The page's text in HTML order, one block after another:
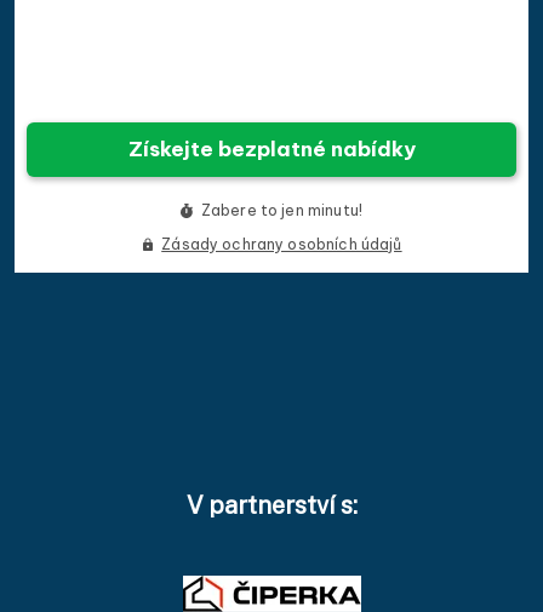
V partnerství s: